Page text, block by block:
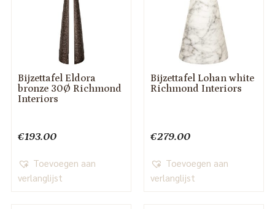
Bijzettafel Eldora
bronze 30Ø Richmond
Interiors
€193.00
Toevoegen aan
verlanglijst
Bijzettafel Lohan white
Richmond Interiors
€279.00
Toevoegen aan
verlanglijst